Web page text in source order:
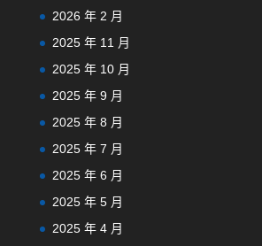
2026 年 2 月
2025 年 11 月
2025 年 10 月
2025 年 9 月
2025 年 8 月
2025 年 7 月
2025 年 6 月
2025 年 5 月
2025 年 4 月